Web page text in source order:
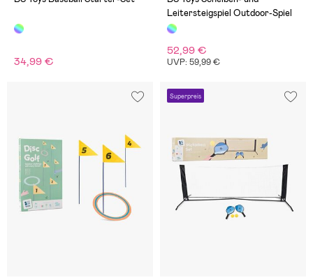
34,99 €
Leitersteigspiel Outdoor-Spiel
52,99 €
UVP: 59,99 €
Superpreis